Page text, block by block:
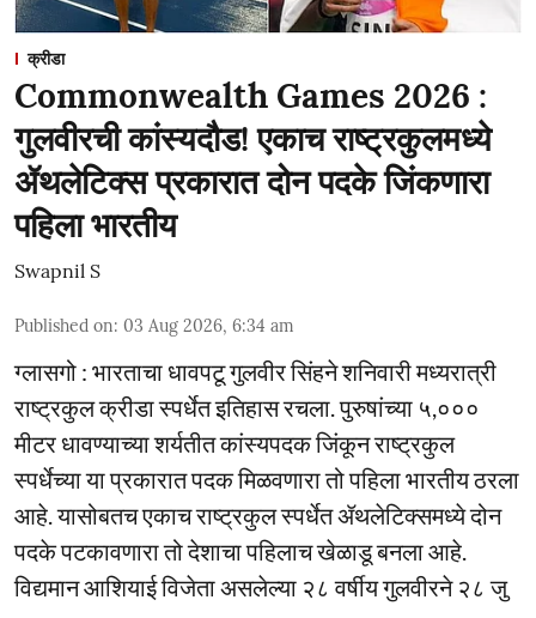
क्रीडा
Commonwealth Games 2026 :
गुलवीरची कांस्यदौड! एकाच राष्ट्रकुलमध्ये
ॲथलेटिक्स प्रकारात दोन पदके जिंकणारा
पहिला भारतीय
Swapnil S
Published on: 03 Aug 2026, 6:34 am
ग्लासगो : भारताचा धावपटू गुलवीर सिंहने शनिवारी मध्यरात्री
राष्ट्रकुल क्रीडा स्पर्धेत इतिहास रचला. पुरुषांच्या ५,०‌००
मीटर धावण्याच्या शर्यतीत कांस्यपदक जिंकून राष्ट्रकुल
स्पर्धेच्या या प्रकारात पदक मिळवणारा तो पहिला भारतीय ठरला
आहे. यासोबतच एकाच राष्ट्रकुल स्पर्धेत ॲथलेटिक्समध्ये दोन
पदके पटकावणारा तो देशाचा पहिलाच खेळाडू बनला आहे.
विद्यमान आशियाई विजेता असलेल्या २८ वर्षीय गुलवीरने २८ जु